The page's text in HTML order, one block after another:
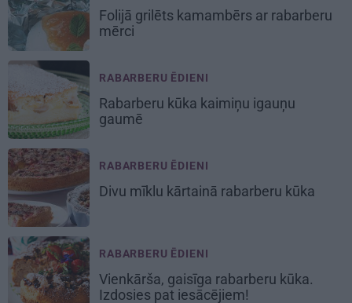
Folijā grilēts kamambērs ar rabarberu
mērci
RABARBERU ĒDIENI
Rabarberu kūka kaimiņu igauņu
gaumē
RABARBERU ĒDIENI
Divu mīklu kārtainā rabarberu kūka
RABARBERU ĒDIENI
Vienkārša, gaisīga rabarberu kūka.
Izdosies pat iesācējiem!